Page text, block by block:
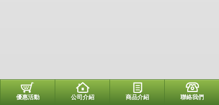
優惠活動 公司介紹 商品介紹 聯絡我們